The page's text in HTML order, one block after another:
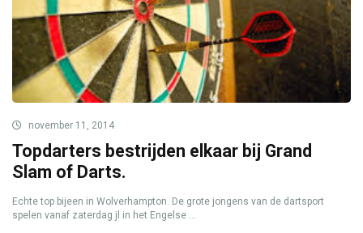
november 11, 2014
Topdarters bestrijden elkaar bij Grand
Slam of Darts.
Echte top bijeen in Wolverhampton. De grote jongens van de dartsport
spelen vanaf zaterdag jl in het Engelse ...